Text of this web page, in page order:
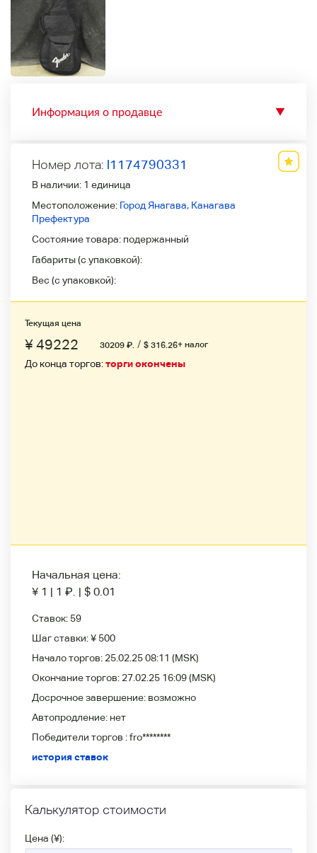
Информация о продавце ▼
Номер лота: l1174790331
В наличии: 1 единица
Местоположение: Город Янагава, Канагава
Префектура
Состояние товара: подержанный
Габариты (с упаковкой):
Вес (с упаковкой):
Текущая цена
¥ 49222 30209 ₽. / $ 316.26+ налог
До конца торгов:торги окончены
Начальная цена:
¥ 1 | 1 ₽. | $ 0.01
Ставок: 59
Шаг ставки:¥ 500
Начало торгов: 25.02.25 08:11 (MSK)
Окончание торгов: 27.02.25 16:09(MSK)
Досрочное завершение: возможно
Автопродление: нет
Победители
торгов :fro********
история ставок
Калькулятор стоимости
Цена (¥):